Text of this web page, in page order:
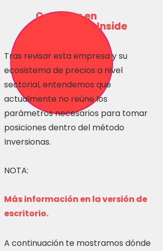
Consulta en
Inversionas Inside
Tras revisar esta empresa y su
ecosistema de precios a nivel
sectorial, entendemos que
actualmente no reúne los
parámetros necesarios para tomar
posiciones dentro del método
Inversionas.
NOTA:
Más información en la versión de
escritorio.
A continuación te mostramos dónde